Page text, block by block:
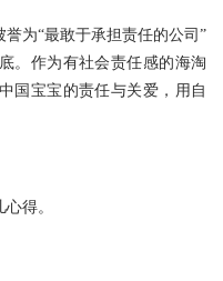
为“最敢于承担责任的公司”
。作为有社会责任感的海淘
国宝宝的责任与关爱，用自
得。